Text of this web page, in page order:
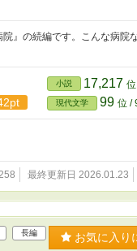
院』の続編です。こんな病院
小説 17,217
現代文学 99 位 /
最終更新日 2026.01.23
長編 お気に入り